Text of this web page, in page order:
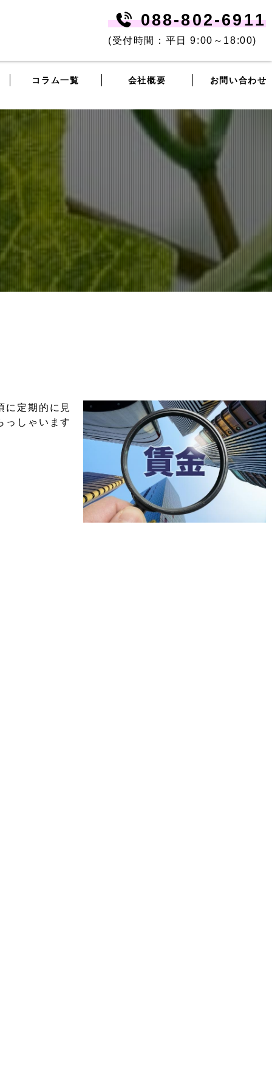
088-802-6911
(受付時間：平日 9:00～18:00)
コラム一覧 会社概要 お問い合わせ
に定期的に見
っしゃいます